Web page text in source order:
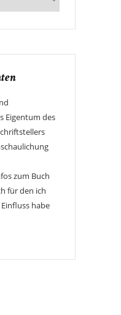
Eigentum des
zum Buch
für den ich
habe